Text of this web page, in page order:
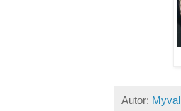
Autor: Myval